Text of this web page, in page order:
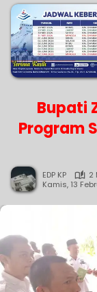
Bupati
Program
EDP KP
2
Kamis, 13